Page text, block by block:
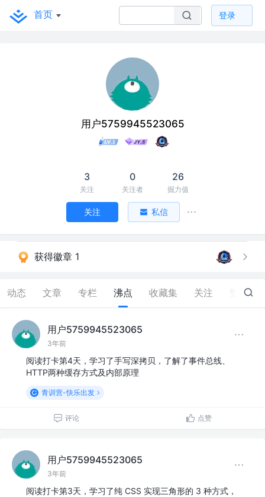
首页 登录
用户5759945523065
3
关注
0
关注者
26
掘力值
关注 私信
获得徽章 1
动态 文章 专栏 沸点 收藏集 关注 4
用户5759945523065
3年前
阅读打卡第4天，学习了手写深拷贝，了解了事件总线、
HTTP两种缓存方式及内部原理
青训营-快乐出发
评论 点赞
用户5759945523065
3年前
阅读打卡第3天，学习了纯 CSS 实现三角形的 3 种方式，